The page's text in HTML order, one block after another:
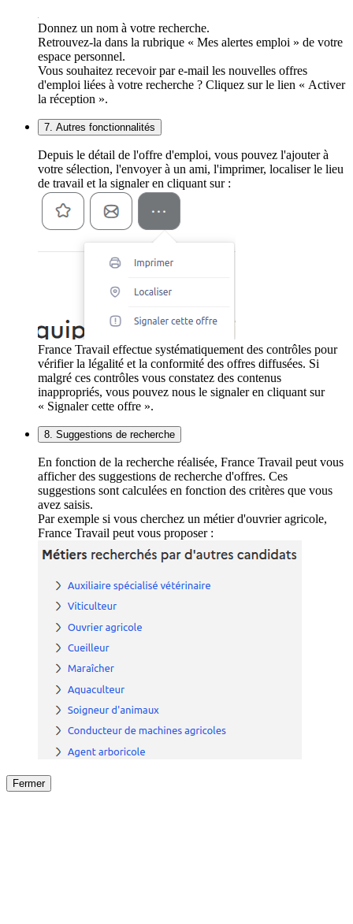
Donnez un nom à votre recherche.
Retrouvez-la dans la rubrique « Mes alertes emploi » de votre
espace personnel.
Vous souhaitez recevoir par e-mail les nouvelles offres
d'emploi liées à votre recherche ? Cliquez sur le lien « Activer
la réception ».
7. Autres fonctionnalités
Depuis le détail de l'offre d'emploi, vous pouvez l'ajouter à
votre sélection, l'envoyer à un ami, l'imprimer, localiser le lieu
de travail et la signaler en cliquant sur :
France Travail effectue systématiquement des contrôles pour
vérifier la légalité et la conformité des offres diffusées. Si
malgré ces contrôles vous constatez des contenus
inappropriés, vous pouvez nous le signaler en cliquant sur
« Signaler cette offre ».
8. Suggestions de recherche
En fonction de la recherche réalisée, France Travail peut vous
afficher des suggestions de recherche d'offres. Ces
suggestions sont calculées en fonction des critères que vous
avez saisis.
Par exemple si vous cherchez un métier d'ouvrier agricole,
France Travail peut vous proposer :
Fermer